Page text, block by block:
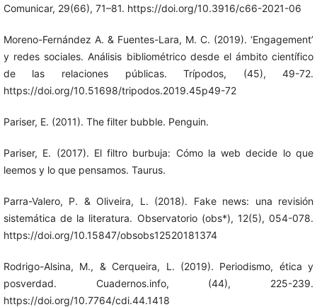
Comunicar, 29(66), 71–81. https://doi.org/10.3916/c66-2021-06
Moreno-Fernández A. & Fuentes-Lara, M. C. (2019). ‘Engagement’
y redes sociales. Análisis bibliométrico desde el ámbito científico
de las relaciones públicas. Trípodos, (45), 49-72.
https://doi.org/10.51698/tripodos.2019.45p49-72
Pariser, E. (2011). The filter bubble. Penguin.
Pariser, E. (2017). El filtro burbuja: Cómo la web decide lo que
leemos y lo que pensamos. Taurus.
Parra-Valero, P. & Oliveira, L. (2018). Fake news: una revisión
sistemática de la literatura. Observatorio (obs*), 12(5), 054-078.
https://doi.org/10.15847/obsobs12520181374
Rodrigo-Alsina, M., & Cerqueira, L. (2019). Periodismo, ética y
posverdad. Cuadernos.info, (44), 225-239.
https://doi.org/10.7764/cdi.44.1418